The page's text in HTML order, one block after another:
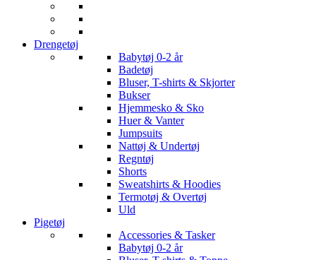
Drengetøj
Babytøj 0-2 år
Badetøj
Bluser, T-shirts & Skjorter
Bukser
Hjemmesko & Sko
Huer & Vanter
Jumpsuits
Nattøj & Undertøj
Regntøj
Shorts
Sweatshirts & Hoodies
Termotøj & Overtøj
Uld
Pigetøj
Accessories & Tasker
Babytøj 0-2 år